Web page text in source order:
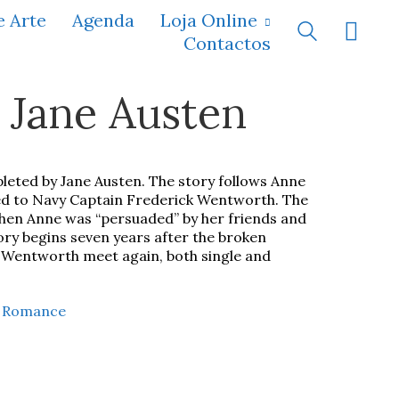
Arte Agenda
Loja Online
Contactos
Austen
by Jane Austen. The story follows Anne
to Navy Captain Frederick Wentworth. The
Anne was “persuaded” by her friends and
begins seven years after the broken
meet again, both single and
Romance